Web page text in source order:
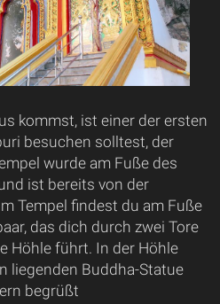
kommst, ist einer der ersten
besuchen solltest, der
wurde am Fuße des
ist bereits von der
Tempel findest du am Fuße
das dich durch zwei Tore
Höhle führt. In der Höhle
liegenden Buddha-Statue
begrüßt